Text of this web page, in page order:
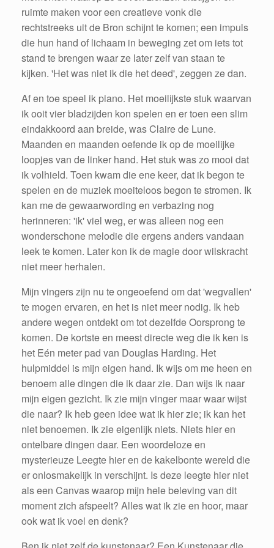
ruimte maken voor een creatieve vonk die
rechtstreeks uit de Bron schijnt te komen; een impuls
die hun hand of lichaam in beweging zet om iets tot
stand te brengen waar ze later zelf van staan te
kijken. 'Het was niet ik die het deed', zeggen ze dan.
Af en toe speel ik piano. Het moeilijkste stuk waarvan
ik ooit vier bladzijden kon spelen en er toen een slim
eindakkoord aan breide, was Claire de Lune.
Maanden en maanden oefende ik op de moeilijke
loopjes van de linker hand. Het stuk was zo mooi dat
ik volhield. Toen kwam die ene keer, dat ik begon te
spelen en de muziek moeiteloos begon te stromen. Ik
kan me de gewaarwording en verbazing nog
herinneren: 'ik' viel weg, er was alleen nog een
wonderschone melodie die ergens anders vandaan
leek te komen. Later kon ik de magie door wilskracht
niet meer herhalen.
Mijn vingers zijn nu te ongeoefend om dat 'wegvallen'
te mogen ervaren, en het is niet meer nodig. Ik heb
andere wegen ontdekt om tot dezelfde Oorsprong te
komen. De kortste en meest directe weg die ik ken is
het Eén meter pad van Douglas Harding. Het
hulpmiddel is mijn eigen hand. Ik wijs om me heen en
benoem alle dingen die ik daar zie. Dan wijs ik naar
mijn eigen gezicht. Ik zie mijn vinger maar waar wijst
die naar? Ik heb geen idee wat ik hier zie; ik kan het
niet benoemen. Ik zie eigenlijk niets. Niets hier en
ontelbare dingen daar. Een woordeloze en
mysterieuze Leegte hier en de kakelbonte wereld die
er onlosmakelijk in verschijnt. Is deze leegte hier niet
als een Canvas waarop mijn hele beleving van dit
moment zich afspeelt? Alles wat ik zie en hoor, maar
ook wat ik voel en denk?